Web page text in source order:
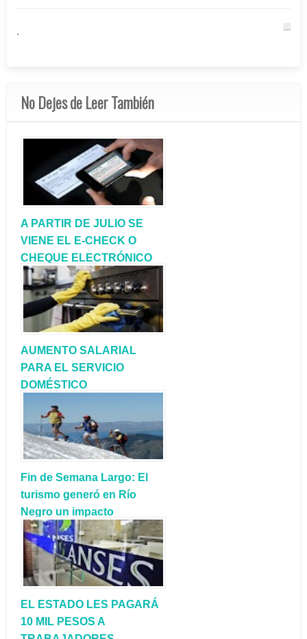
.
No Dejes de Leer También
A PARTIR DE JULIO SE
VIENE EL E-CHECK O
CHEQUE ELECTRÓNICO
AUMENTO SALARIAL
PARA EL SERVICIO
DOMÉSTICO
Fin de Semana Largo: El
turismo generó en Río
Negro un impacto
económico de $88.600.000
EL ESTADO LES PAGARÁ
10 MIL PESOS A